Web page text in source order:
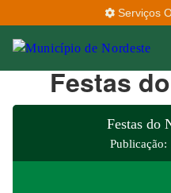
Serviços
Festas
Festas do
Publicação: